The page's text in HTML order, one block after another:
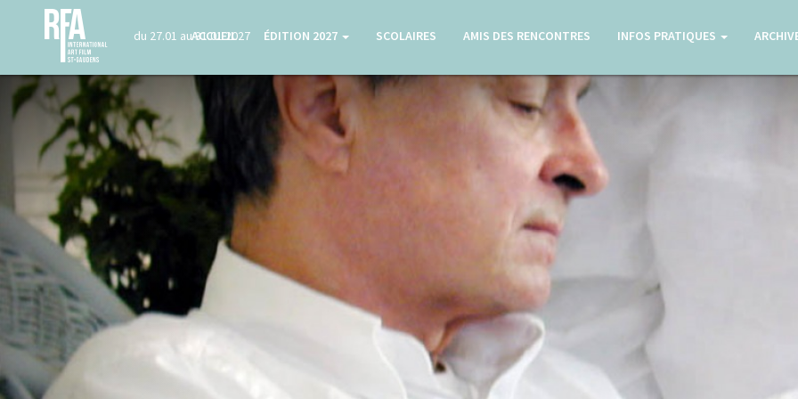
du 27.01 au 31.01 2027
ACCUEIL ÉDITION 2027 SCOLAIRES AMIS DES RENCONTRES INFOS PRATIQUES